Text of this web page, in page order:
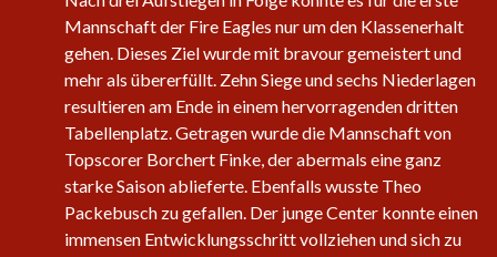
Mannschaft der Fire Eagles nur um den Klassenerhalt
gehen. Dieses Ziel wurde mit bravour gemeistert und
mehr als übererfüllt. Zehn Siege und sechs Niederlagen
resultieren am Ende in einem hervorragenden dritten
Tabellenplatz. Getragen wurde die Mannschaft von
Topscorer Borchert Finke, der abermals eine ganz
starke Saison ablieferte. Ebenfalls wusste Theo
Packebusch zu gefallen. Der junge Center konnte einen
immensen Entwicklungsschritt vollziehen und sich zu